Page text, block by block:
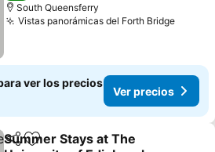
South Queensferry
Vistas panorámicas del Forth BridgeVer
ver los precios
Ver precios
CompartirAñadir a favoritos
Summer Stays at The